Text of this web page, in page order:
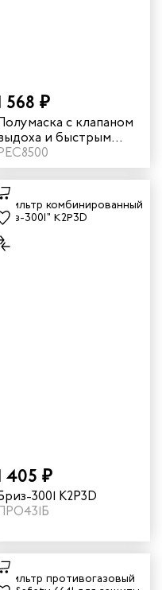
568 ₽
с клапаном
и быстрым
О2 8500 из
силикона
405 ₽
3001 K2P3D